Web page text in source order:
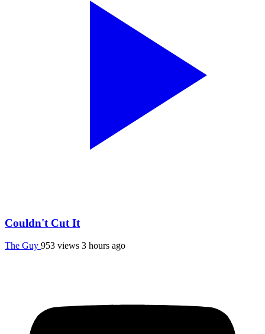
Couldn't Cut It
The Guy 953 views 3 hours ago